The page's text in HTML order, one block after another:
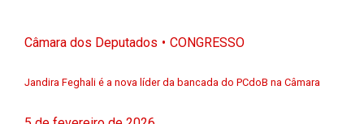
Câmara dos Deputados CONGRESSO
Jandira Feghali é a nova líder da bancada do PCdoB na Câmara